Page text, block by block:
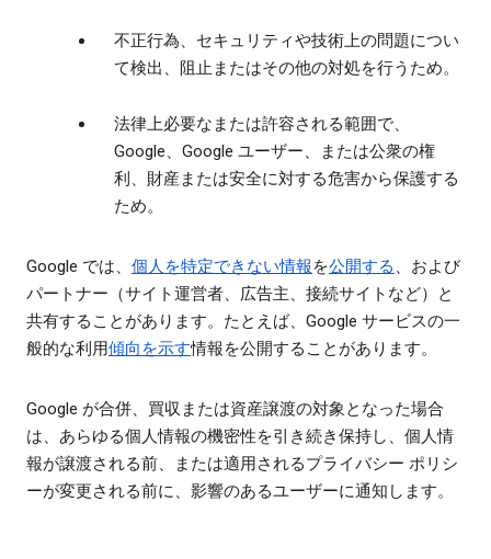
不正行為、セキュリティや技術上の問題につい
て検出、阻止またはその他の対処を行うため。
法律上必要なまたは許容される範囲で、
Google、Google ユーザー、または公衆の権
利、財産または安全に対する危害から保護する
ため。
Google では、 個人を特定できない情報を公開する 、および
パートナー（サイト運営者、広告主、接続サイトなど）と
共有することがあります。たとえば、Google サービスの一
般的な利用傾向を示す情報を公開することがあります。
Google が合併、買収または資産譲渡の対象となった場合
は、あらゆる個人情報の機密性を引き続き保持し、個人情
報が譲渡される前、または適用されるプライバシー ポリシ
ーが変更される前に、影響のあるユーザーに通知します。